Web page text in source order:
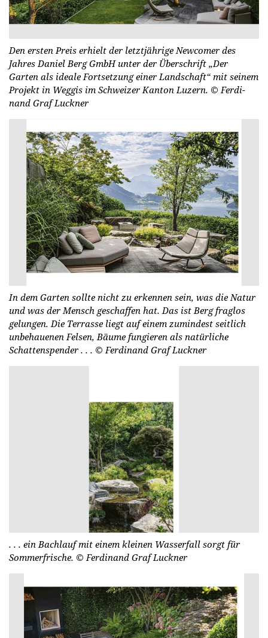
Den ersten Preis erhielt der letztjährige Newcomer des
Jahres Daniel Berg GmbH unter der Überschrift „Der
Garten als ideale Fortsetzung einer Landschaft“ mit seinem
Projekt in Weggis im Schweizer Kanton Luzern. © Fer­di­
nand Graf Luck­ner
In dem Garten sollte nicht zu erkennen sein, was die Natur
und was der Mensch geschaffen hat. Das ist Berg fraglos
gelungen. Die Terrasse liegt auf einem zumindest seitlich
unbehauenen Felsen, Bäume fungieren als natürliche
Schattenspender . . . © Fer­di­nand Graf Luck­ner
. . . ein Bachlauf mit einem kleinen Wasserfall sorgt für
Sommerfrische. © Fer­di­nand Graf Luck­ner